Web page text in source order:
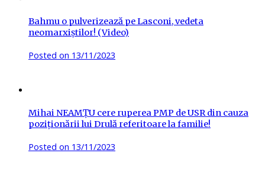
Bahmu o pulverizează pe Lasconi, vedeta
neomarxiștilor! (Video)
Posted on 13/11/2023
Mihai NEAMȚU cere ruperea PMP de USR din cauza
poziționării lui Drulă referitoare la familie!
Posted on 13/11/2023